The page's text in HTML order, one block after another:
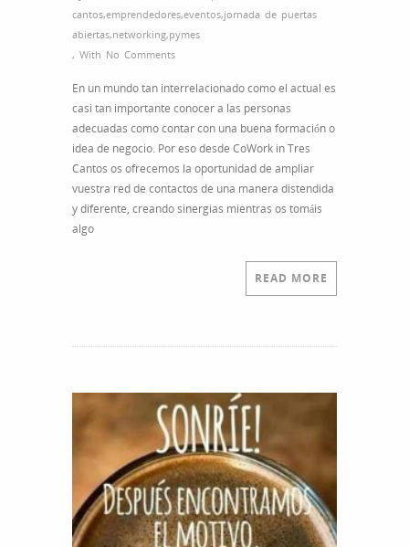
cantos,emprendedores,eventos,jornada de puertas
abiertas,networking,pymes
, With No Comments
En un mundo tan interrelacionado como el actual es
casi tan importante conocer a las personas
adecuadas como contar con una buena formación o
idea de negocio. Por eso desde CoWork in Tres
Cantos os ofrecemos la oportunidad de ampliar
vuestra red de contactos de una manera distendida
y diferente, creando sinergias mientras os tomáis
algo
READ MORE